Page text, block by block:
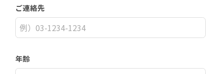
ご連絡先
年齢